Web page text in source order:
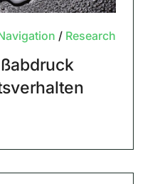
/ Research